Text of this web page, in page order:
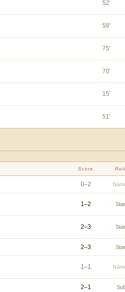
52'
58'
75'
70'
15'
51'
Score
0–2
1–2
2–3
2–3
1–1
2–1